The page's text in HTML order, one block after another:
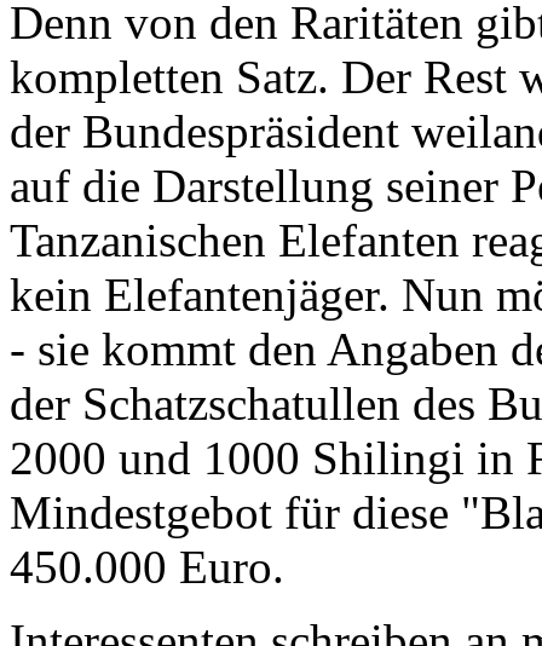
Denn von den Raritäten
kompletten Satz. Der Rest
der Bundespräsident
auf die Darstellung seiner
Tanzanischen Elefanten
kein Elefantenjäger. Nun
- sie kommt den Angaben
der Schatzschatullen des
2000 und 1000 Shilingi in
Mindestgebot für diese
450.000 Euro.